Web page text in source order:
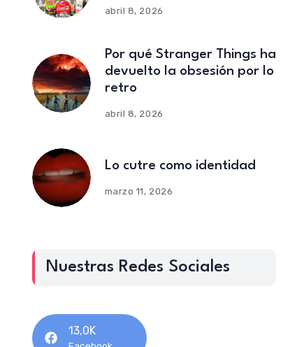
abril 8, 2026
Por qué Stranger Things ha
devuelto la obsesión por lo
retro
abril 8, 2026
Lo cutre como identidad
marzo 11, 2026
Nuestras Redes Sociales
13,0K